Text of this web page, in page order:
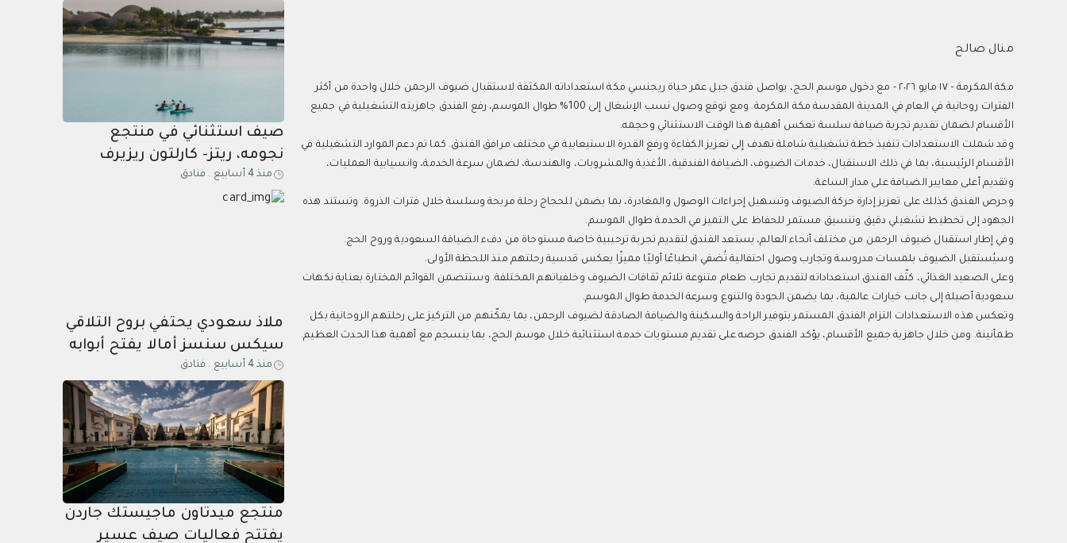
منال صالح
مكة المكرمة – ١٧ مايو ٢٠٢٦ - مع دخول موسم الحج، يواصل فندق جبل عمر حياة ريجنسي مكة استعداداته المكثفة لاستقبال ضيوف الرحمن خلال واحدة من أكثر
الفترات روحانية في العام في المدينة المقدسة مكة المكرمة. ومع توقع وصول نسب الإشغال إلى 100% طوال الموسم، رفع الفندق جاهزيته التشغيلية في جميع
الأقسام لضمان تقديم تجربة ضيافة سلسة تعكس أهمية هذا الوقت الاستثنائي وحجمه.
وقد شملت الاستعدادات تنفيذ خطة تشغيلية شاملة تهدف إلى تعزيز الكفاءة ورفع القدرة الاستيعابية في مختلف مرافق الفندق. كما تم دعم الموارد التشغيلية في
الأقسام الرئيسية، بما في ذلك الاستقبال، خدمات الضيوف، الضيافة الفندقية، الأغذية والمشروبات، والهندسة، لضمان سرعة الخدمة، وانسيابية العمليات،
وتقديم أعلى معايير الضيافة على مدار الساعة.
وحرص الفندق كذلك على تعزيز إدارة حركة الضيوف وتسهيل إجراءات الوصول والمغادرة، بما يضمن للحجاج رحلة مريحة وسلسة خلال فترات الذروة. وتستند هذه
الجهود إلى تخطيط تشغيلي دقيق وتنسيق مستمر للحفاظ على التميز في الخدمة طوال الموسم.
وفي إطار استقبال ضيوف الرحمن من مختلف أنحاء العالم، يستعد الفندق لتقديم تجربة ترحيبية خاصة مستوحاة من دفء الضيافة السعودية وروح الحج.
وسيُستقبل الضيوف بلمسات مدروسة وتجارب وصول احتفالية تُضفي انطباعًا أوليًا مميزًا يعكس قدسية رحلتهم منذ اللحظة الأولى.
وعلى الصعيد الغذائي، كثّف الفندق استعداداته لتقديم تجارب طعام متنوعة تلائم ثقافات الضيوف وخلفياتهم المختلفة. وستتضمن القوائم المختارة بعناية نكهات
سعودية أصيلة إلى جانب خيارات عالمية، بما يضمن الجودة والتنوع وسرعة الخدمة طوال الموسم.
وتعكس هذه الاستعدادات التزام الفندق المستمر بتوفير الراحة والسكينة والضيافة الصادقة لضيوف الرحمن، بما يمكّنهم من التركيز على رحلتهم الروحانية بكل
طمأنينة. ومن خلال جاهزية جميع الأقسام، يؤكد الفندق حرصه على تقديم مستويات خدمة استثنائية خلال موسم الحج، بما ينسجم مع أهمية هذا الحدث العظيم.
موسم الخريف وما بعده
صيف استثنائي في منتجع
نجومه، ريتز- كارلتون ريزيرف
منذ 4 أسابيع . فنادق
ملاذ سعودي يحتفي بروح التلاقي
سيكس سنسز أمالا يفتح أبوابه
بين منحدرات الصحراء ومياه
البحيرات وأجواء شواطئ البحر
الأحمر
منذ 4 أسابيع . فنادق
منتجع ميدتاون ماجيستك جاردن
يفتتح فعاليات صيف عسير